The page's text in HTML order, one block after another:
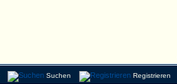
Suchen Registrieren